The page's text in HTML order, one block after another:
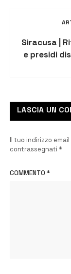
Siracusa |
e presidi
LASCIA UN
Il tuo indirizzo
contrassegnati *
COMMENTO *